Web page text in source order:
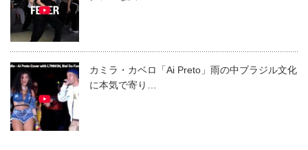
カミラ・カベロ「Ai Preto」雨の中ブラジル文化
に本気で寄り…